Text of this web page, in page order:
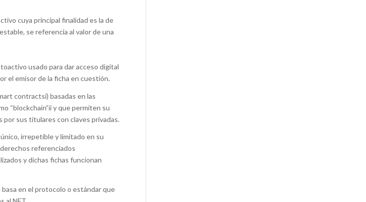
cuya principal finalidad es la de
se referencia al valor de una
usado para dar acceso digital
el emisor de la ficha en cuestión.
contractsi) basadas en las
“blockchain”ii y que permiten su
por sus titulares con claves privadas.
irrepetible y limitado en su
referenciados
y dichas fichas funcionan
en el protocolo o estándar que